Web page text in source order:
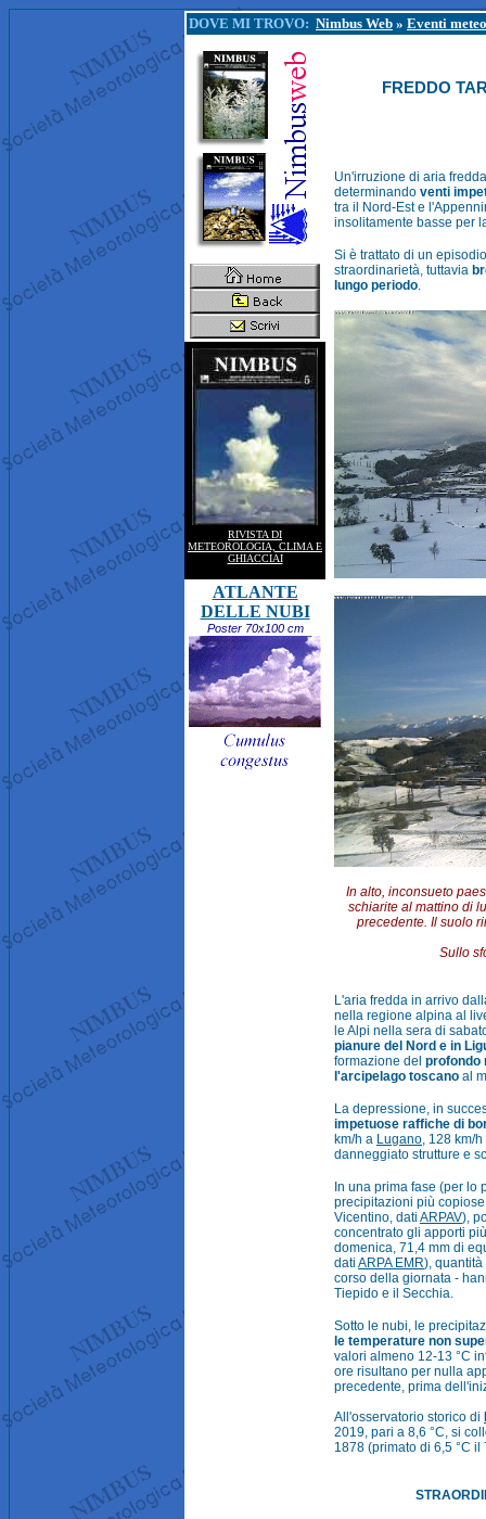
DOVE MI TROVO: Nimbus Web » Eventi
RIVISTA DI
METEOROLOGIA, CLIMA E
GHIACCIAI
ATLANTE
DELLE NUBI
Poster 70x100 cm
FREDDO
Un'irruzione di aria
determinando venti
tra il Nord-Est e
insolitamente basse per
Si è trattato di un
straordinarietà, tuttavia
lungo periodo.
In alto, inconsueto
schiarite al mattino di
precedente. Il suolo
Sullo
L'aria fredda in arrivo
nella regione alpina al
le Alpi nella sera di
pianure del Nord e in
formazione del profondo
l'arcipelago toscano al
La depressione, in
impetuose raffiche di
km/h a Lugano, 128 km/
danneggiato strutture e
In una prima fase (per lo
precipitazioni più
Vicentino, dati ARPAV),
concentrato gli apporti
domenica, 71,4 mm di
dati ARPA EMR),
corso della giornata -
Tiepido e il Secchia.
Sotto le nubi, le
le temperature non
valori almeno 12-13 °C
ore risultano per nulla
precedente, prima
All'osservatorio storico di
2019, pari a 8,6 °C, si
1878 (primato di 6,5 °C